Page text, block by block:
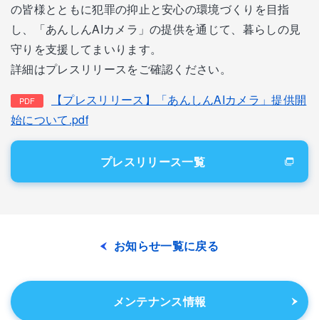
の皆様とともに犯罪の抑止と安心の環境づくりを目指
し、「あんしんAIカメラ」の提供を通じて、暮らしの見
守りを支援してまいります。
詳細はプレスリリースをご確認ください。
【プレスリリース】「あんしんAIカメラ」提供開
始について.pdf
プレスリリース一覧
お知らせ一覧に戻る
メンテナンス情報